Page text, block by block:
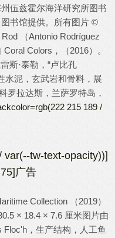
伍兹霍尔海洋研究所图书
书馆提供。所有图片 ©
（Antonio Rodríguez
Colors，（2016）。
斯·泰勒，“卢比孔
水泥，玄武岩和骨料，展
罗拉达斯，兰萨罗特岛，
215 189 /
var(--tw-text-opacity))]
广告
Collection （2019）
× 18.4 × 7.6 厘米图片由
Floc'h，生产结构，人工鱼